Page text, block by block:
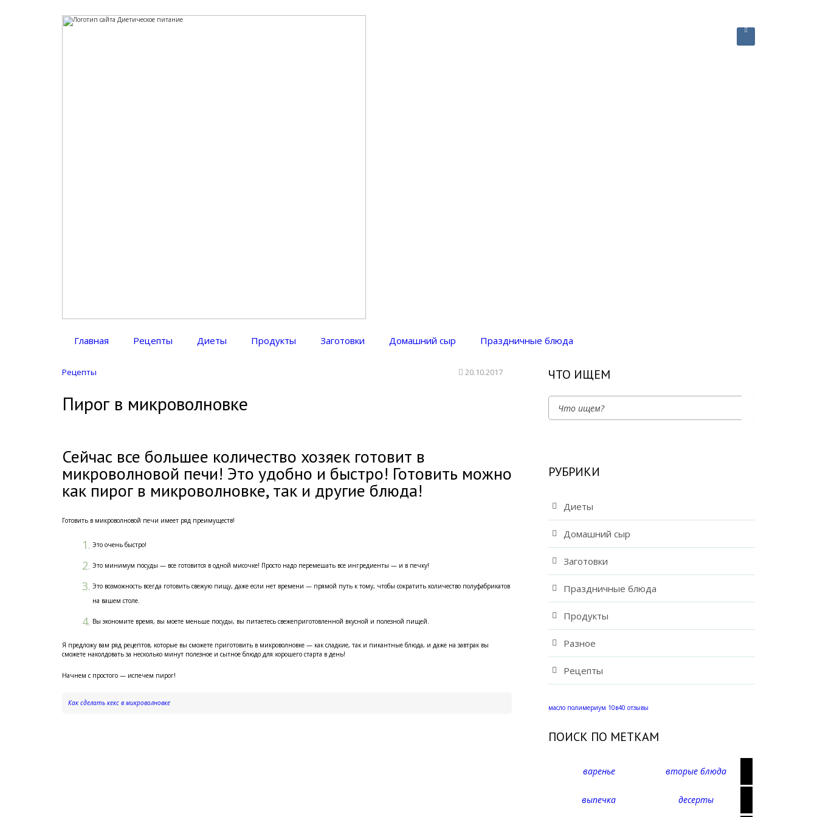
Главная Рецепты Диеты Продукты Заготовки Домашний сыр Праздничные блюда
Рецепты 20.10.2017
Пирог в микроволновке
Сейчас все большее количество хозяек готовит в
микроволновой печи! Это удобно и быстро! Готовить можно
как пирог в микроволновке, так и другие блюда!
Готовить в микроволновой печи имеет ряд преимуществ!
Это очень быстро!
Это минимум посуды — все готовится в одной мисочке! Просто надо перемешать все ингредиенты — и в печку!
Это возможность всегда готовить свежую пищу, даже если нет времени — прямой путь к тому, чтобы сократить количество полуфабрикатов
на вашем столе.
Вы экономите время, вы моете меньше посуды, вы питаетесь свежеприготовленной вкусной и полезной пищей.
Я предложу вам ряд рецептов, которые вы сможете приготовить в микроволновке — как сладкие, так и пикантные блюда, и даже на завтрак вы
сможете наколдовать за несколько минут полезное и сытное блюдо для хорошего старта в день!
Начнем с простого — испечем пирог!
Как сделать кекс в микроволновке
ЧТО ИЩЕМ
РУБРИКИ
Диеты
Домашний сыр
Заготовки
Праздничные блюда
Продукты
Разное
Рецепты
масло полимериум 10в40 отзывы
ПОИСК ПО МЕТКАМ
варенье вторые блюда
выпечка десерты